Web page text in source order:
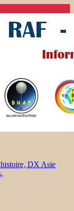
DX Asie